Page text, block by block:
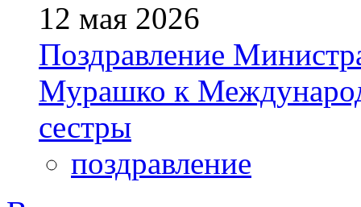
12 мая 2026
Поздравление
Мурашко к
сестры
поздравление